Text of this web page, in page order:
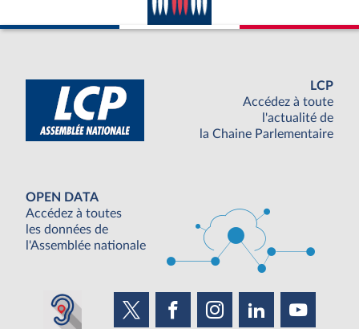
LCP
Accédez à toute
l'actualité de
la Chaine Parlementaire
OPEN DATA
Accédez à toutes
les données de
l'Assemblée nationale